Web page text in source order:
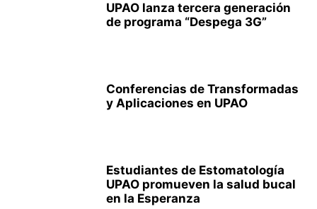
UPAO lanza tercera generación
de programa “Despega 3G”
Conferencias de Transformadas
y Aplicaciones en UPAO
Estudiantes de Estomatología
UPAO promueven la salud bucal
en la Esperanza